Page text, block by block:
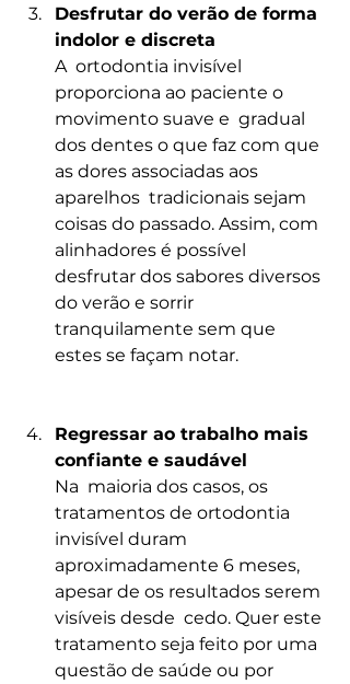
Desfrutar do verão de forma
indolor e discreta
A  ortodontia invisível
proporciona ao paciente o
movimento suave e  gradual
dos dentes o que faz com que
as dores associadas aos
aparelhos  tradicionais sejam
coisas do passado. Assim, com
alinhadores é possível
desfrutar dos sabores diversos
do verão e sorrir
tranquilamente sem que
estes se façam notar.
Regressar ao trabalho mais
confiante e saudável
Na  maioria dos casos, os
tratamentos de ortodontia
invisível duram
aproximadamente 6 meses,
apesar de os resultados serem
visíveis desde  cedo. Quer este
tratamento seja feito por uma
questão de saúde ou por